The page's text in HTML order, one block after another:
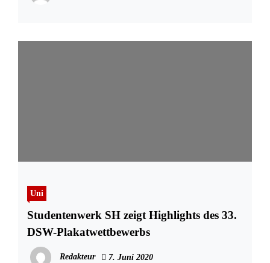
Uni
Studentenwerk SH zeigt Highlights des 33.
DSW-Plakatwettbewerbs
Redakteur 7. Juni 2020